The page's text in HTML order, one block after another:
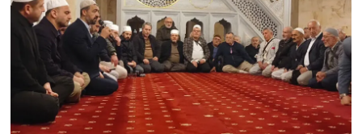
Mardin Müftülüğü
Mersin Müftülüğü
Muğla Müftülüğü